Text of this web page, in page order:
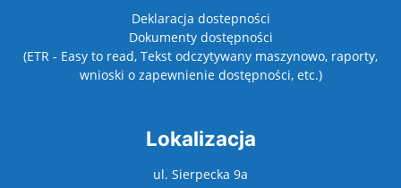
Deklaracja dostepności
Dokumenty dostępności
(ETR - Easy to read, Tekst odczytywany maszynowo, raporty,
wnioski o zapewnienie dostępności, etc.)
Lokalizacja
ul. Sierpecka 9a